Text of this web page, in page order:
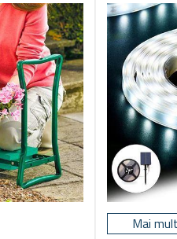
Mai